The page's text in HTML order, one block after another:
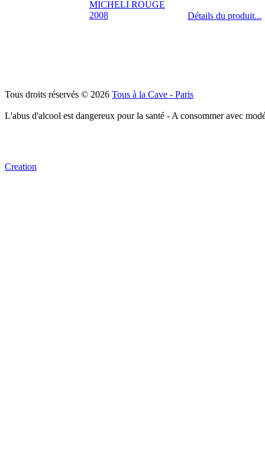
Détails du produit...
Tous droits réservés © 2026 Tous à la Cave - Paris
L'abus d'alcool est dangereux pour la santé - A consommer avec
Creation